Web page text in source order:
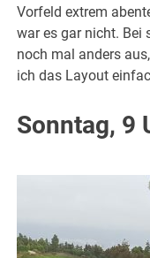
Vorfeld extrem
war es gar nicht. Bei
noch mal anders
ich das Layout
Sonntag, 9